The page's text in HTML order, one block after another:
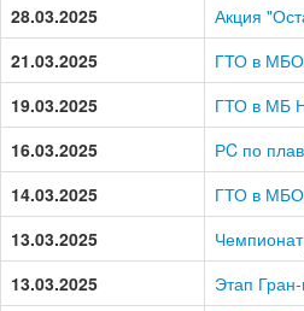
28.03.2025
Акция
21.03.2025
ГТО в
19.03.2025
ГТО в МБ
16.03.2025
РC по
14.03.2025
ГТО в
13.03.2025
13.03.2025
Этап